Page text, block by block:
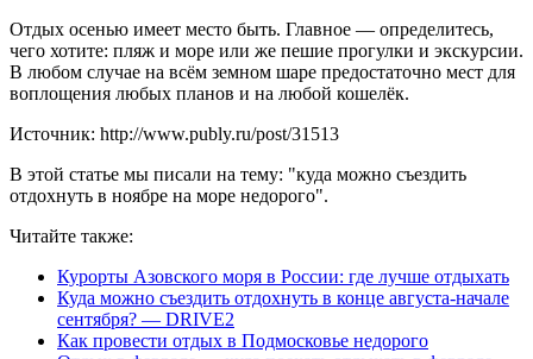
Отдых осенью имеет место быть. Главное — определитесь,
чего хотите: пляж и море или же пешие прогулки и экскурсии.
В любом случае на всём земном шаре предостаточно мест для
воплощения любых планов и на любой кошелёк.
Источник: http://www.publy.ru/post/31513
В этой статье мы писали на тему: "куда можно съездить
отдохнуть в ноябре на море недорого".
Читайте также:
Курорты Азовского моря в России: где лучше отдыхать
Куда можно съездить отдохнуть в конце августа-начале
сентября? — DRIVE2
Как провести отдых в Подмосковье недорого